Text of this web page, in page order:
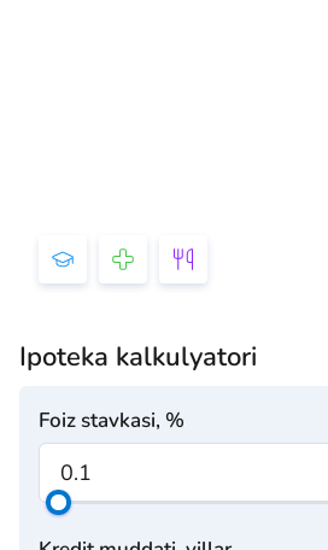
Ipoteka kalkulyatori
Foiz stavkasi, %